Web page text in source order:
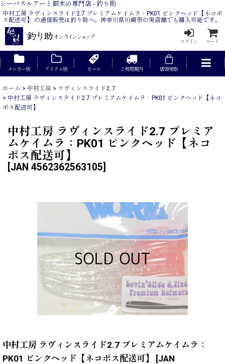
シーバスルアーと餌木の専門店 - 釣り助
中村工房 ラヴィンスライド2.7 プレミアムケイムラ：PK01 ピンクヘッド【ネコポ
ス配送可】 の通信販売は釣り助へ。神奈川県川崎市の実店舗でも購入可能です。
ログイン カート
メーカー別 アイテム別 セール ご利用案内 店頭受取
ホーム > 中村工房 > ラヴィンスライド2.7
> 中村工房 ラヴィンスライド2.7 プレミアムケイムラ：PK01 ピンクヘッド【ネコ
ポス配送可】
中村工房 ラヴィンスライド2.7 プレミア
ムケイムラ：PK01 ピンクヘッド【ネコ
ポス配送可】
JAN 4562362563105
中村工房 ラヴィンスライド2.7 プレミアムケイムラ：
PK01 ピンクヘッド【ネコポス配送可】
[JAN